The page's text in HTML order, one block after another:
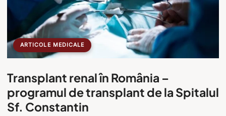
ARTICOLE MEDICALE
Transplant renal în România –
programul de transplant de la Spitalul
Sf. Constantin